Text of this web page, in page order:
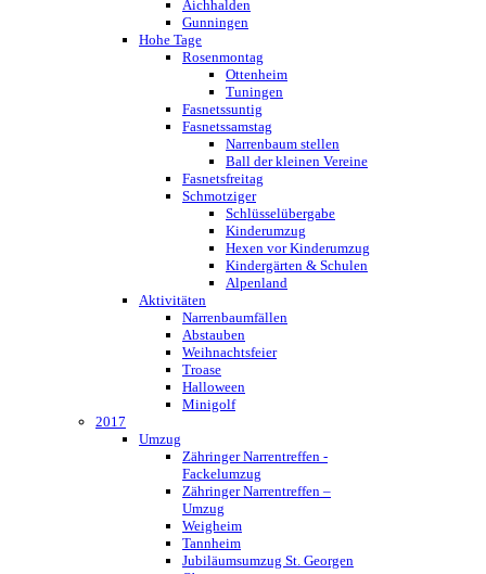
Aichhalden
Gunningen
Hohe Tage
Rosenmontag
Ottenheim
Tuningen
Fasnetssuntig
Fasnetssamstag
Narrenbaum stellen
Ball der kleinen Vereine
Fasnetsfreitag
Schmotziger
Schlüsselübergabe
Kinderumzug
Hexen vor Kinderumzug
Kindergärten & Schulen
Alpenland
Aktivitäten
Narrenbaumfällen
Abstauben
Weihnachtsfeier
Troase
Halloween
Minigolf
2017
Umzug
Zähringer Narrentreffen -
Fackelumzug
Zähringer Narrentreffen –
Umzug
Weigheim
Tannheim
Jubiläumsumzug St. Georgen